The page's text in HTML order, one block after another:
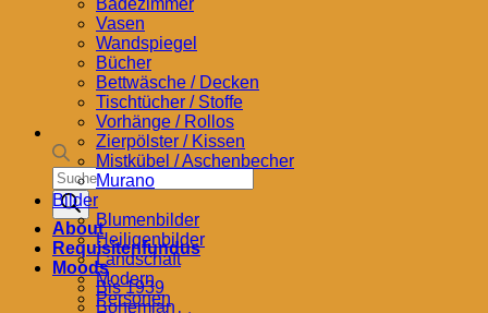
Products
search
About
Requisitenfundus
Moods
Bis 1939
Bohemian
Badezimmer
Vasen
Wandspiegel
Bücher
Bettwäsche / Decken
Tischtücher / Stoffe
Vorhänge / Rollos
Zierpölster / Kissen
Mistkübel / Aschenbecher
Murano
Bilder
Blumenbilder
Heiligenbilder
Landschaft
Modern
Personen